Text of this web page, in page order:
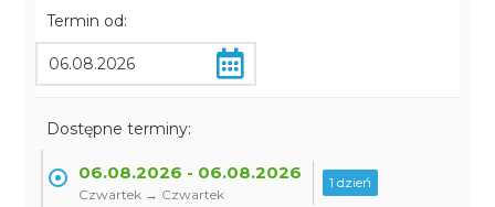
Termin od:
Dostępne terminy:
06.08.2026 - 06.08.2026
Czwartek → Czwartek
1 dzień